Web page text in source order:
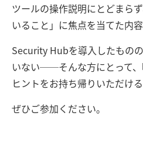
ツールの操作説明にとどまら
いること」に焦点を当てた内容
Security Hubを導入したもの
いない──そんな方にとって
ヒントをお持ち帰りいただける
ぜひご参加ください。